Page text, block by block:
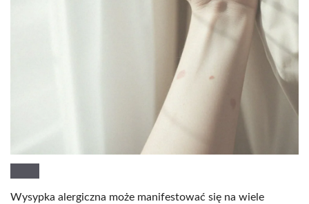
Wysypka alergiczna może manifestować się na wiele